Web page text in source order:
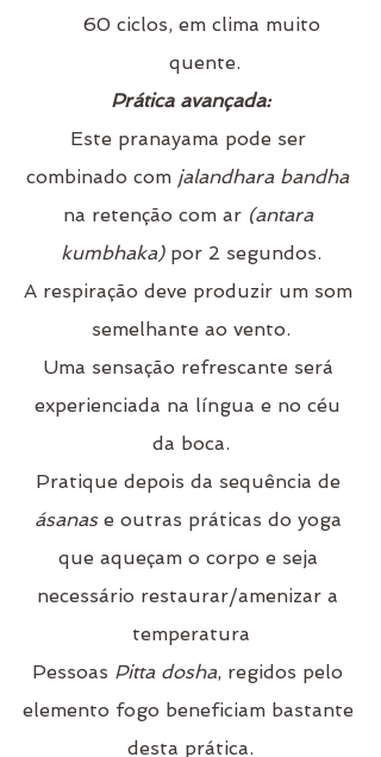
60 ciclos, em clima muito
quente.
Prática avançada:
Este pranayama pode ser
combinado com jalandhara bandha
na retenção com ar (antara
kumbhaka) por 2 segundos.
A respiração deve produzir um som
semelhante ao vento.
Uma sensação refrescante será
experienciada na língua e no céu
da boca.
Pratique depois da sequência de
ásanas e outras práticas do yoga
que aqueçam o corpo e seja
necessário restaurar/amenizar a
temperatura
Pessoas Pitta dosha, regidos pelo
elemento fogo beneficiam bastante
desta prática.